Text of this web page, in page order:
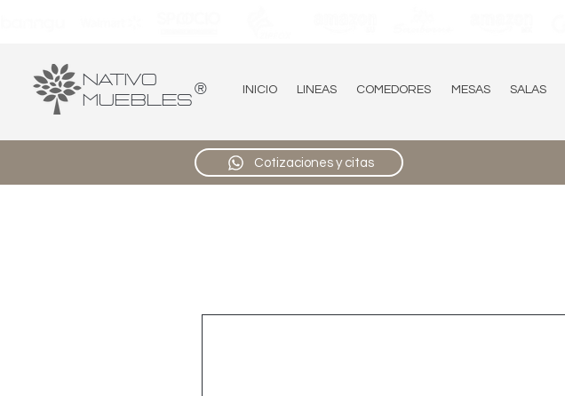
Nativo
Muebles
® INICIO LINEAS COMEDORES MESAS SALAS
Cotizaciones y citas